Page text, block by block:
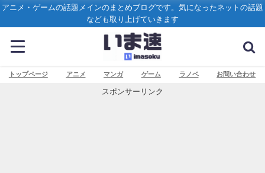
アニメ・ゲームの話題メインのまとめブログです。気になったネットの話題
なども取り上げていきます
トップページ アニメ マンガ ゲーム ラノベ お問い合わせ
スポンサーリンク